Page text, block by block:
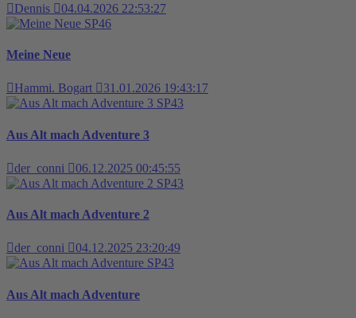
Dennis
04.04.2026 22:53:27
SP46
Meine Neue
Hammi. Bogart
31.01.2026 19:43:17
SP43
Aus Alt mach Adventure 3
der_conni
06.12.2025 00:45:55
SP43
Aus Alt mach Adventure 2
der_conni
04.12.2025 23:20:49
SP43
Aus Alt mach Adventure